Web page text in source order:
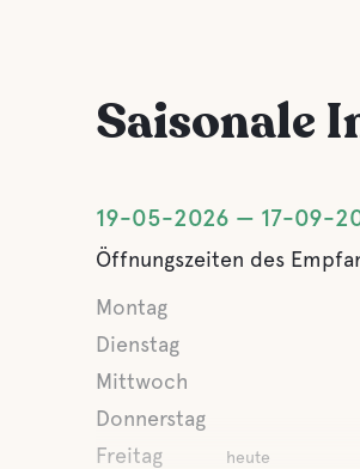
Saisonale
19-05-2026 17-09-
Öffnungszeiten des
Montag
Dienstag
Mittwoch
Donnerstag
Freitag
heute